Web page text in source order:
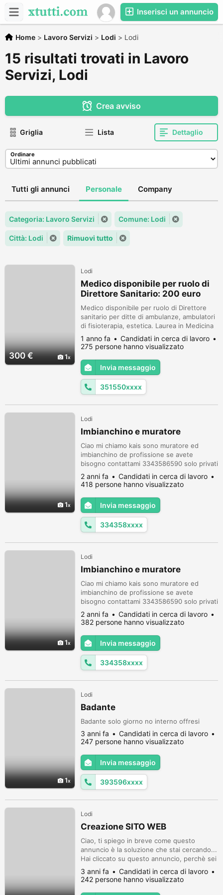
Inserisci un annuncio
Home > Lavoro Servizi > Lodi > Lodi
15 risultati trovati in Lavoro
Servizi, Lodi
Crea avviso
Griglia Lista Dettaglio
Ordinare
Tutti gli annunci Personale Company
Categoria: Lavoro Servizi Comune: Lodi
Città: Lodi Rimuovi tutto
300 € 1
Lodi
Medico disponibile per ruolo di
Direttore Sanitario: 200 euro
lordi al mese
Medico disponibile per ruolo di Direttore
sanitario per ditte di ambulanze, ambulatori
di fisioterapia, estetica. Laurea in Medicina
e Chirurgia 110 e lode, specializzazione in
Ginecologia e Ostetricia 70 e lode e Master.
Iscrizione all'Albo dei Medici. Tipologia di
contratto: Collaborazione con Partita IVA.
Compenso richiesto: euro 300,00 lordi al
mese. Con...
1 anno fa
Candidati in cerca di lavoro
275 persone hanno visualizzato
Invia messaggio
351550xxxx
1
Lodi
Imbianchino e muratore
Ciao mi chiamo kais sono muratore ed
imbianchino de profissione se avete
bisogno contattami 3343586590 solo privati
non impresa grazie
2 anni fa
Candidati in cerca di lavoro
418 persone hanno visualizzato
Invia messaggio
334358xxxx
1
Lodi
Imbianchino e muratore
Ciao mi chiamo kais sono muratore ed
imbianchino de profissione se avete
bisogno contattami 3343586590 solo privati
non impresa grazie
2 anni fa
Candidati in cerca di lavoro
382 persone hanno visualizzato
Invia messaggio
334358xxxx
1
Lodi
Badante
Badante solo giorno no interno offresi
3 anni fa
Candidati in cerca di lavoro
247 persone hanno visualizzato
Invia messaggio
393596xxxx
Lodi
Creazione SITO WEB
Ciao, ti spiego in breve come questo
annuncio è la soluzione che stai cercando...
Hai cliccato su questo annuncio, perchè sei
interessato ad AUMENTARE la visibilità della
tua ATTIVITA', del tuo LAVORO o della tua
PASSIONE! Contattami, mandami un
3 anni fa
Candidati in cerca di lavoro
242 persone hanno visualizzato